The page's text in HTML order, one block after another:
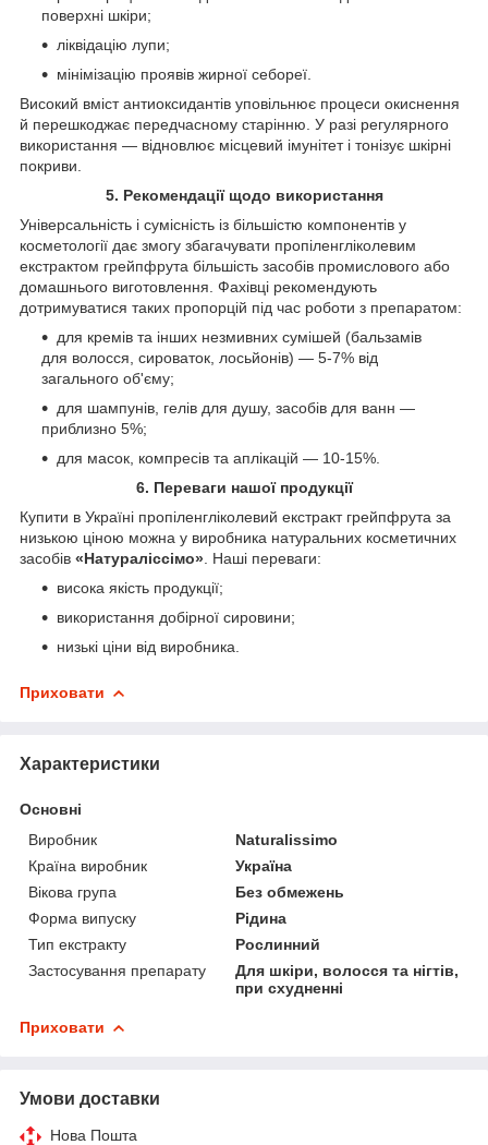
поверхні шкіри;
ліквідацію лупи;
мінімізацію проявів жирної себореї.
Високий вміст антиоксидантів уповільнює процеси окиснення
й перешкоджає передчасному старінню. У разі регулярного
використання — відновлює місцевий імунітет і тонізує шкірні
покриви.
5. Рекомендації щодо використання
Універсальність і сумісність із більшістю компонентів у
косметології дає змогу збагачувати пропіленгліколевим
екстрактом грейпфрута більшість засобів промислового або
домашнього виготовлення. Фахівці рекомендують
дотримуватися таких пропорцій під час роботи з препаратом:
для кремів та інших незмивних сумішей (бальзамів
для волосся, сироваток, лосьйонів) — 5-7% від
загального об'єму;
для шампунів, гелів для душу, засобів для ванн —
приблизно 5%;
для масок, компресів та аплікацій — 10-15%.
6. Переваги нашої продукції
Купити в Україні пропіленгліколевий екстракт грейпфрута за
низькою ціною можна у виробника натуральних косметичних
засобів «Натураліссімо» . Наші переваги:
висока якість продукції;
використання добірної сировини;
низькі ціни від виробника.
Приховати
Характеристики
Основні
Виробник
Naturalissimo
Країна виробник
Україна
Вікова група
Без обмежень
Форма випуску
Рідина
Тип екстракту
Рослинний
Застосування препарату
Для шкіри, волосся та нігтів,
при схудненні
Приховати
Умови доставки
Нова Пошта